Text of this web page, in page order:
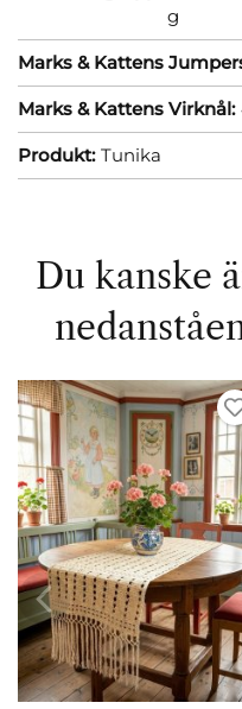
g
Marks & Kattens
Marks & Kattens Virknål:
Produkt: Tunika
Du kanske